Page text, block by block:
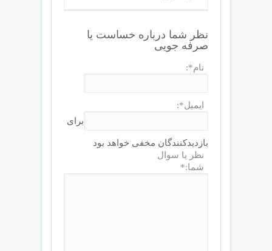
نظر شما درباره خساست یا
صرفه جویی
نام*:
ایمیل*:
برای
بازدیدکنندگان مخفی خواهد بود
نظر یا سوال
شما:*